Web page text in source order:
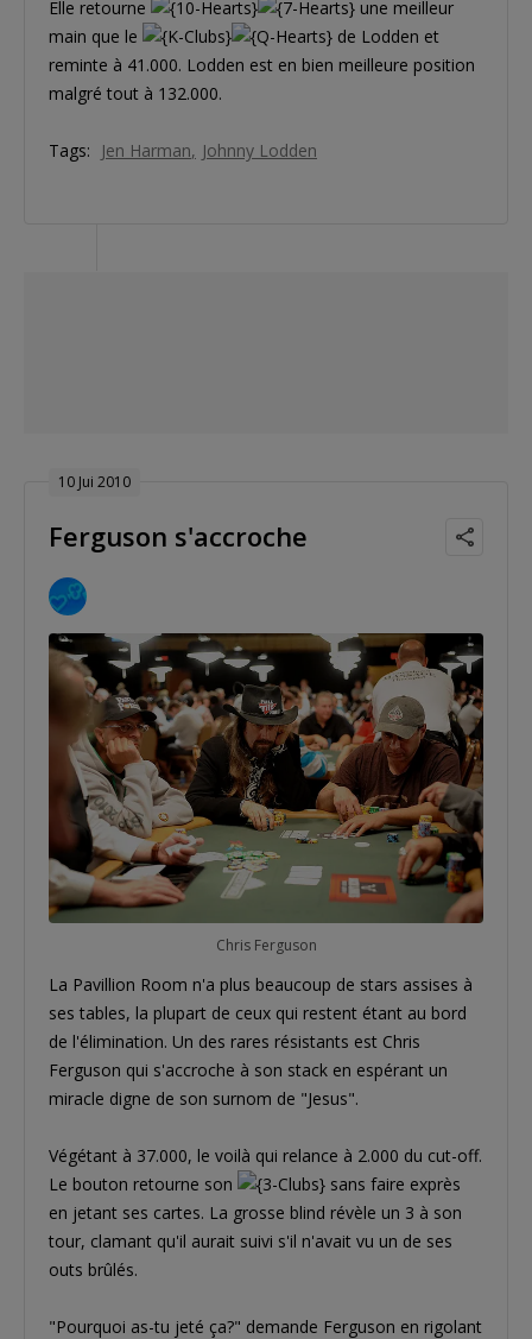
Elle retourne
une meilleur
main que le
de Lodden et
reminte à 41.000. Lodden est en bien meilleure position
malgré tout à 132.000.
Tags: Jen Harman Johnny Lodden
10 Jui 2010
Ferguson s'accroche
Chris Ferguson
La Pavillion Room n'a plus beaucoup de stars assises à
ses tables, la plupart de ceux qui restent étant au bord
de l'élimination. Un des rares résistants est Chris
Ferguson qui s'accroche à son stack en espérant un
miracle digne de son surnom de "Jesus".
Végétant à 37.000, le voilà qui relance à 2.000 du cut-off.
Le bouton retourne son
sans faire exprès
en jetant ses cartes. La grosse blind révèle un 3 à son
tour, clamant qu'il aurait suivi s'il n'avait vu un de ses
outs brûlés.
"Pourquoi as-tu jeté ça?" demande Ferguson en rigolant